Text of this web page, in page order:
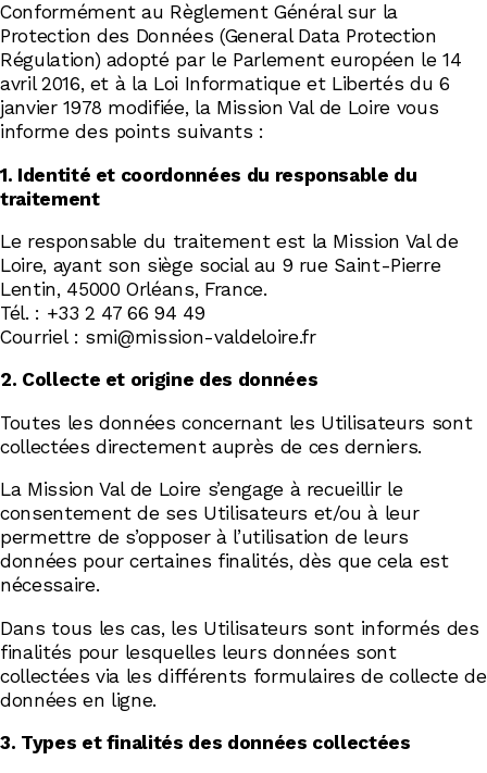
Conformément au Règlement Général sur la
Protection des Données (General Data Protection
Régulation) adopté par le Parlement européen le 14
avril 2016, et à la Loi Informatique et Libertés du 6
janvier 1978 modifiée, la Mission Val de Loire vous
informe des points suivants :
1. Identité et coordonnées du responsable du
traitement
Le responsable du traitement est la Mission Val de
Loire, ayant son siège social au 9 rue Saint-Pierre
Lentin, 45000 Orléans, France.
Tél. : +33 2 47 66 94 49
Courriel : smi@mission-valdeloire.fr
2. Collecte et origine des données
Toutes les données concernant les Utilisateurs sont
collectées directement auprès de ces derniers.
La Mission Val de Loire s’engage à recueillir le
consentement de ses Utilisateurs et/ou à leur
permettre de s’opposer à l’utilisation de leurs
données pour certaines finalités, dès que cela est
nécessaire.
Dans tous les cas, les Utilisateurs sont informés des
finalités pour lesquelles leurs données sont
collectées via les différents formulaires de collecte de
données en ligne.
3. Types et finalités des données collectées